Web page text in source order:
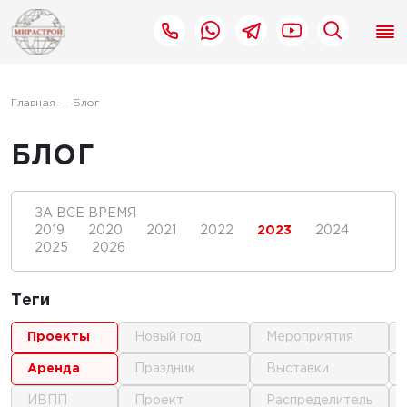
Главная Блог
БЛОГ
ЗА ВСЕ ВРЕМЯ
2019
2020 2021 2022 2023
2024
2025
2026
Теги
проекты
аренда
ИВПП
новый год
праздник
проект
мероприятия
выставки
распределитель